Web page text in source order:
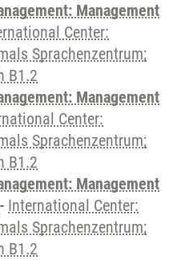
Management
Center:
Sprachenzentrum;
B1.2
Management
Center:
Sprachenzentrum;
B1.2
Management
- International Center:
Sprachenzentrum;
B1.2